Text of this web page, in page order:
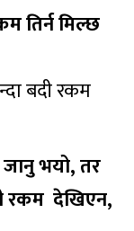
तिर्न मिल्छ
बदी रकम
भयो, तर
रकम देखिएन,